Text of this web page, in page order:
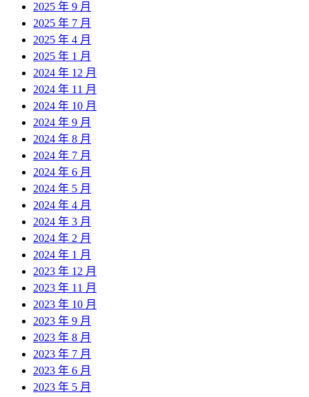
2025 年 9 月
2025 年 7 月
2025 年 4 月
2025 年 1 月
2024 年 12 月
2024 年 11 月
2024 年 10 月
2024 年 9 月
2024 年 8 月
2024 年 7 月
2024 年 6 月
2024 年 5 月
2024 年 4 月
2024 年 3 月
2024 年 2 月
2024 年 1 月
2023 年 12 月
2023 年 11 月
2023 年 10 月
2023 年 9 月
2023 年 8 月
2023 年 7 月
2023 年 6 月
2023 年 5 月